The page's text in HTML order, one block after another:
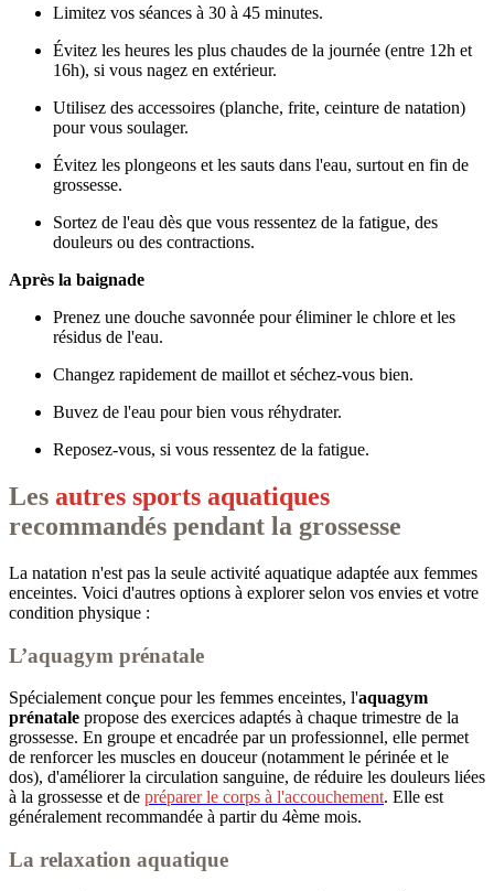
Limitez vos séances à 30 à 45 minutes.
Évitez les heures les plus chaudes de la journée (entre 12h et
16h), si vous nagez en extérieur.
Utilisez des accessoires (planche, frite, ceinture de natation)
pour vous soulager.
Évitez les plongeons et les sauts dans l'eau, surtout en fin de
grossesse.
Sortez de l'eau dès que vous ressentez de la fatigue, des
douleurs ou des contractions.
Après la baignade
Prenez une douche savonnée pour éliminer le chlore et les
résidus de l'eau.
Changez rapidement de maillot et séchez-vous bien.
Buvez de l'eau pour bien vous réhydrater.
Reposez-vous, si vous ressentez de la fatigue.
Les autres sports aquatiques
recommandés pendant la grossesse
La natation n'est pas la seule activité aquatique adaptée aux femmes
enceintes. Voici d'autres options à explorer selon vos envies et votre
condition physique :
L’aquagym prénatale
Spécialement conçue pour les femmes enceintes, l'aquagym
prénatale propose des exercices adaptés à chaque trimestre de la
grossesse. En groupe et encadrée par un professionnel, elle permet
de renforcer les muscles en douceur (notamment le périnée et le
dos), d'améliorer la circulation sanguine, de réduire les douleurs liées
à la grossesse et de préparer le corps à l'accouchement. Elle est
généralement recommandée à partir du 4ème mois.
La relaxation aquatique